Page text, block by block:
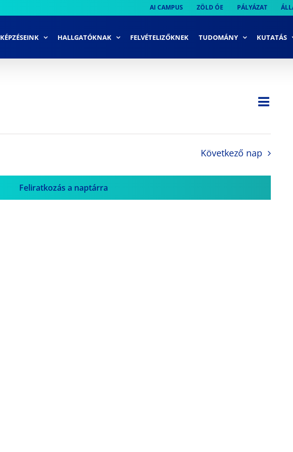
AI CAMPUS ZÖLD ÓE PÁLYÁZAT
KÉPZÉSEINK HALLGATÓKNAK FELVÉTELIZŐKNEK TUDOMÁNY KUTATÁS
Nap
Következő nap
Feliratkozás a naptárra